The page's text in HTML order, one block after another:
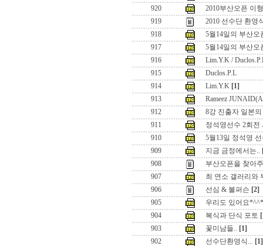
920
2010부산오픈 이
919
2010 선수단 환영
918
5월14일의 부산오
917
5월14일의 부산오
916
Lim.Y.K /
915
Duclos.P.L
914
Lim.Y.K [1]
913
Rameez
912
8강 진출자 일본
911
정석영선수 2회전
910
5월13일 정석영
909
지금 금정에서는..
908
부산오픈을 찾아
907
최 연소 갤러리와
906
선심 & 볼퍼슨 [2]
905
우리도 있어요*^^*
904
복식과 단식 포토
903
꽃미남들.. [1]
902
선수단환영식... [1]